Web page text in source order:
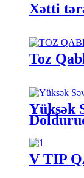
Xətti
Toz
Yüksək
V TİP